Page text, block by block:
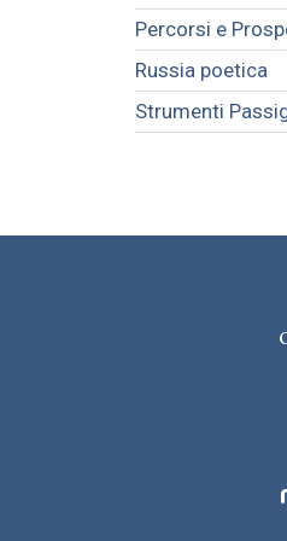
Percorsi e
Russia poetica
Strumenti